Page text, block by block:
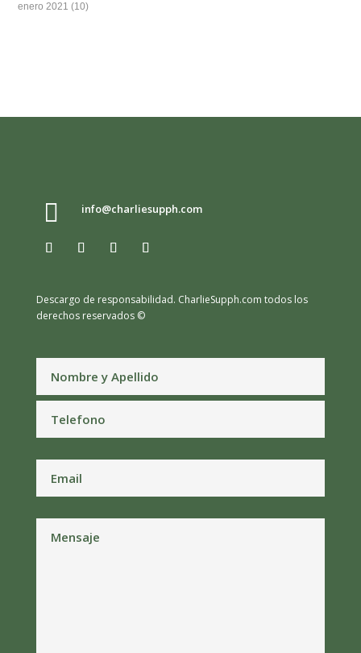
enero 2021 (10)
 info@charliesupph.com
Descargo de responsabilidad. CharlieSupph.com todos los
derechos reservados ©